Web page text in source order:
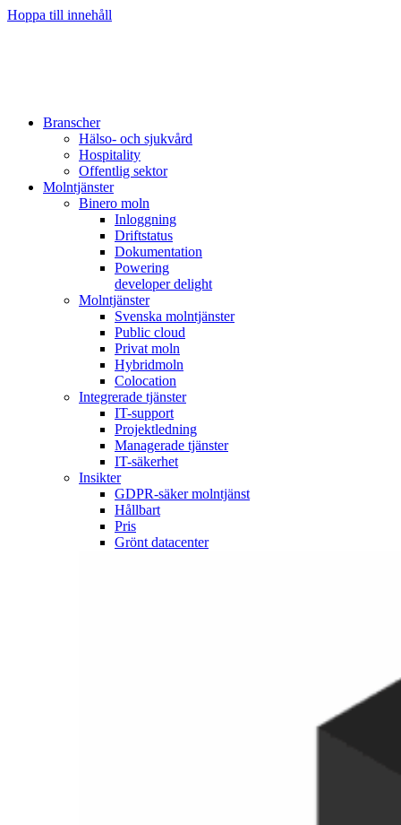
Hoppa till innehåll
Branscher
Hälso- och sjukvård
Hospitality
Offentlig sektor
Molntjänster
Binero moln
Inloggning
Driftstatus
Dokumentation
Powering
developer delight
Molntjänster
Svenska molntjänster
Public cloud
Privat moln
Hybridmoln
Colocation
Integrerade tjänster
IT-support
Projektledning
Managerade tjänster
IT-säkerhet
Insikter
GDPR-säker molntjänst
Hållbart
Pris
Grönt datacenter